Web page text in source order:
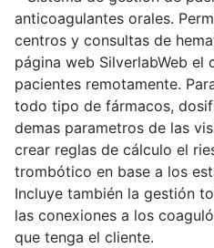
anticoagulantes orales.
centros y consultas de
página web SilverlabWeb
pacientes remotamente.
todo tipo de fármacos,
demas parametros de las
crear reglas de cálculo el
trombótico en base a los
Incluye también la gestión
las conexiones a los
que tenga el cliente.